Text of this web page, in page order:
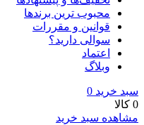
محبوب ترین برندها
قوانین و مقررات
سوالی دارید؟
اعتماد
وبلاگ
سبد خرید 0
0 کالا
مشاهده سبد خرید